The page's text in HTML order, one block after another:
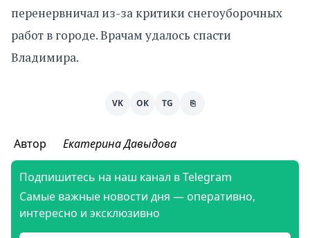
перенервничал из-за критики снегоуборочных
работ в городе. Врачам удалось спасти
Владимира.
VK OK TG ⎘
Автор Екатерина Давыдова
Подпишитесь на наш канал в Telegram
Самые важные новости дня — оперативно,
интересно и эксклюзивно